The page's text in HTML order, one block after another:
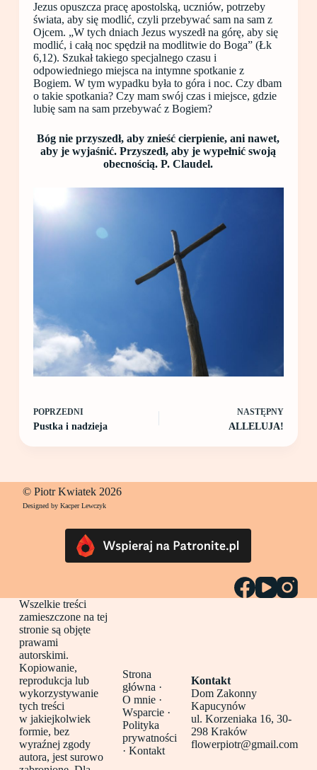
Jezus opuszcza pracę apostolską, uczniów, potrzeby
świata, aby się modlić, czyli przebywać sam na sam z
Ojcem. „W tych dniach Jezus wyszedł na górę, aby się
modlić, i całą noc spędził na modlitwie do Boga” (Łk
6,12). Szukał takiego specjalnego czasu i
odpowiedniego miejsca na intymne spotkanie z
Bogiem. W tym wypadku była to góra i noc. Czy dbam
o takie spotkania? Czy mam swój czas i miejsce, gdzie
lubię sam na sam przebywać z Bogiem?
Bóg nie przyszedł, aby znieść cierpienie, ani nawet,
aby je wyjaśnić. Przyszedł, aby je wypełnić swoją
obecnością. P. Claudel.
POPRZEDNI
Pustka i nadzieja
NASTĘPNY
ALLELUJA!
© Piotr Kwiatek 2026
Designed by Kacper Lewczyk
Wszelkie treści
zamieszczone na tej
stronie są objęte
prawami
autorskimi.
Kopiowanie,
reprodukcja lub
wykorzystywanie
tych treści
w jakiejkolwiek
formie, bez
wyraźnej zgody
autora, jest surowo
Strona
główna ·
O mnie ·
Wsparcie ·
Polityka
prywatności
·Kontakt
Kontakt
Dom Zakonny
Kapucynów
ul. Korzeniaka 16, 30-
298 Kraków
flowerpiotr@gmail.com